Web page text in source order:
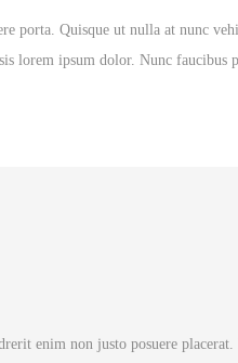
porta. Quisque ut nulla at nunc
lorem ipsum dolor. Nunc
enim non justo posuere